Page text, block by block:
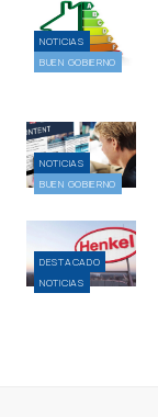
NOTICIAS
BUEN GOBIERNO
NOTICIAS
BUEN GOBIERNO
DESTACADO
NOTICIAS